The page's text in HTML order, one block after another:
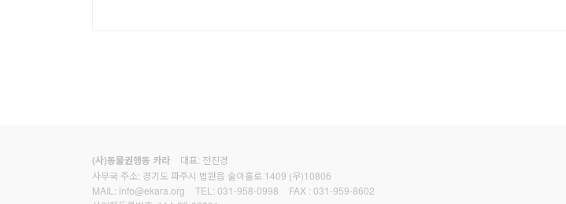
(사)동물권행동 카라
대표: 전진경
사무국 주소: 경기도 파주시 법원읍 술이홀로 1409 (우)10806
MAIL: info@ekara.org TEL: 031-958-0998 FAX : 031-959-8602